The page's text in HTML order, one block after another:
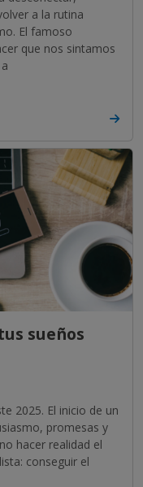
a la rutina
El famoso
que nos sintamos
sueños
2025. El inicio de un
promesas y
hacer realidad el
conseguir el